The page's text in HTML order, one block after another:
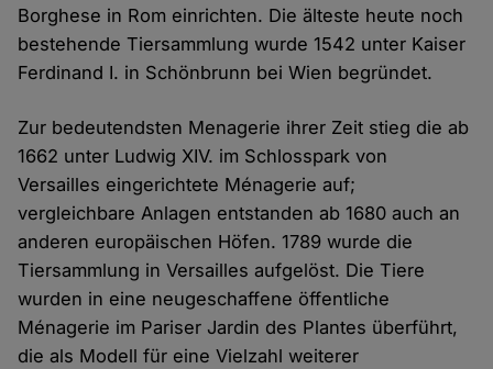
Borghese in Rom einrichten. Die älteste heute noch
bestehende Tiersammlung wurde 1542 unter Kaiser
Ferdinand I. in Schönbrunn bei Wien begründet.
Zur bedeutendsten Menagerie ihrer Zeit stieg die ab
1662 unter Ludwig XIV. im Schlosspark von
Versailles eingerichtete Ménagerie auf;
vergleichbare Anlagen entstanden ab 1680 auch an
anderen europäischen Höfen. 1789 wurde die
Tiersammlung in Versailles aufgelöst. Die Tiere
wurden in eine neugeschaffene öffentliche
Ménagerie im Pariser Jardin des Plantes überführt,
die als Modell für eine Vielzahl weiterer